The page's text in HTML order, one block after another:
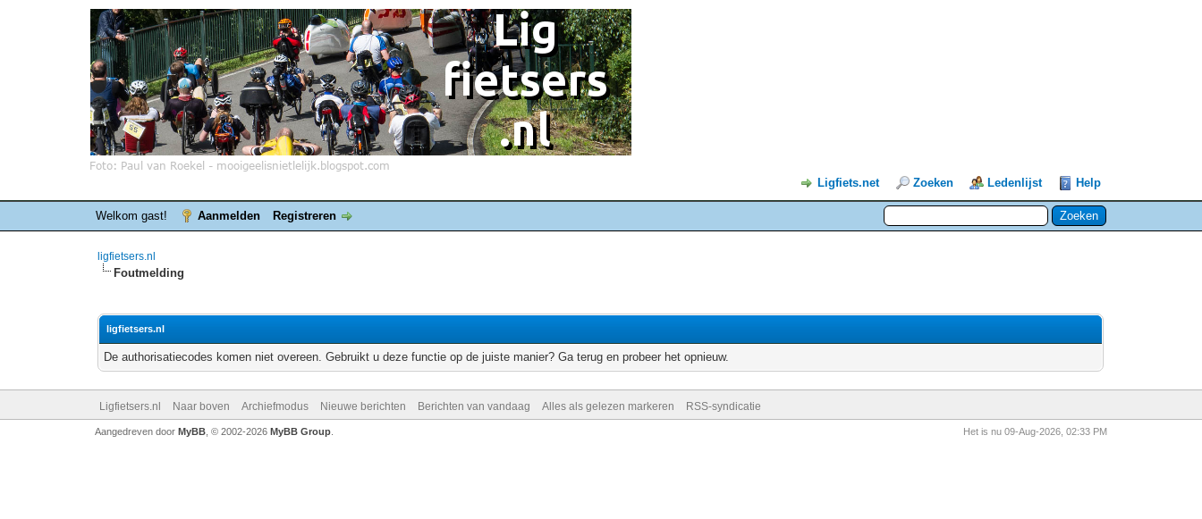
Ligfiets.net Zoeken Ledenlijst Help
Welkom gast! Aanmelden Registreren
ligfietsers.nl
Foutmelding
ligfietsers.nl
De authorisatiecodes komen niet overeen. Gebruikt u deze functie op de juiste manier? Ga terug en probeer het opnieuw.
Ligfietsers.nl Naar boven Archiefmodus Nieuwe berichten Berichten van vandaag Alles als gelezen markeren RSS-syndicatie
Het is nu 09-Aug-2026, 02:33 PM
Aangedreven door MyBB, © 2002-2026 MyBB Group.